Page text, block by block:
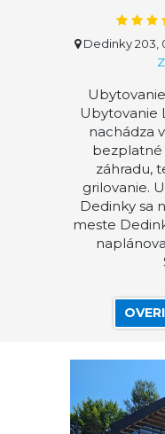
Dedinky 203,
Ubytovanie
nachádza
bezplatné
záhradu,
grilovanie.
Dedinky sa
meste